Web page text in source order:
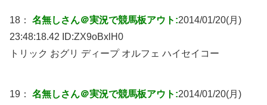
18： 名無しさん＠実況で競馬板アウト:2014/01/20(月)
23:48:18.42 ID:ZX9oBxlH0
トリック おグリ ディープ オルフェ ハイセイコー
19： 名無しさん＠実況で競馬板アウト:2014/01/20(月)